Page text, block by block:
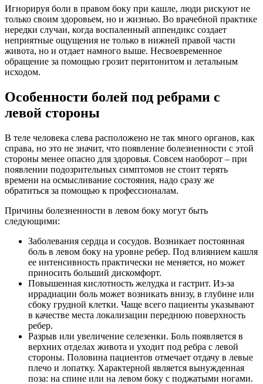
Игнорируя боли в правом боку при кашле, люди рискуют не
только своим здоровьем, но и жизнью. Во врачебной практике
нередки случаи, когда воспаленный аппендикс создает
неприятные ощущения не только в нижней правой части
живота, но и отдает намного выше. Несвоевременное
обращение за помощью грозит перитонитом и летальным
исходом.
Особенности болей под ребрами с
левой стороны
В теле человека слева расположено не так много органов, как
справа, но это не значит, что появление болезненности с этой
стороны менее опасно для здоровья. Совсем наоборот – при
появлении подозрительных симптомов не стоит терять
времени на осмысливание состояния, надо сразу же
обратиться за помощью к профессионалам.
Причины болезненности в левом боку могут быть
следующими:
Заболевания сердца и сосудов. Возникает постоянная
боль в левом боку на уровне ребер. Под влиянием кашля
ее интенсивность практически не меняется, но может
приносить больший дискомфорт.
Повышенная кислотность желудка и гастрит. Из-за
иррадиации боль может возникать внизу, в глубине или
сбоку грудной клетки. Чаще всего пациенты указывают
в качестве места локализации переднюю поверхность
ребер.
Разрыв или увеличение селезенки. Боль появляется в
верхних отделах живота и уходит под ребра с левой
стороны. Половина пациентов отмечает отдачу в левые
плечо и лопатку. Характерной является вынужденная
поза: на спине или на левом боку с поджатыми ногами.